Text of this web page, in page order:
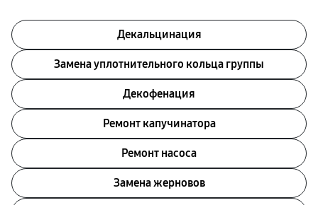
Декальцинация
Замена уплотнительного кольца группы
Декофенация
Ремонт капучинатора
Ремонт насоса
Замена жерновов